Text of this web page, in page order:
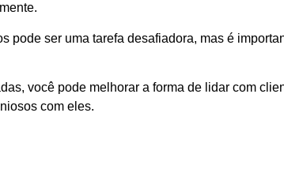
pode ser uma tarefa desafiadora, mas é
você pode melhorar a forma de lidar com
com eles.